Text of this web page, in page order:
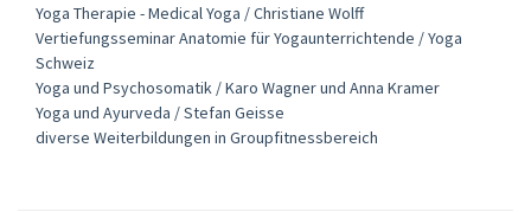
Yoga Therapie - Medical Yoga / Christiane Wolff
Vertiefungsseminar Anatomie für Yogaunterrichtende / Yoga
Schweiz
Yoga und Psychosomatik / Karo Wagner und Anna Kramer
Yoga und Ayurveda / Stefan Geisse
diverse Weiterbildungen in Groupfitnessbereich